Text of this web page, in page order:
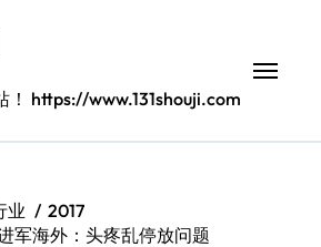
！ https://www.131shouji.com
业
2017
军海外：头疼乱停放问题